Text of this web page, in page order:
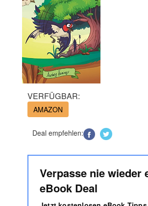
VERFÜGBAR:
AMAZON
Deal empfehlen:
Verpasse nie wieder
eBook Deal